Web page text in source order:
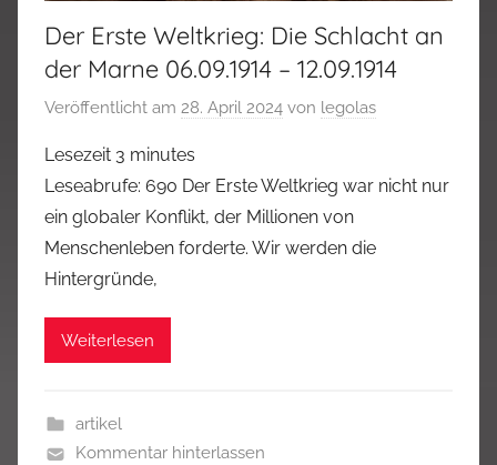
Der Erste Weltkrieg: Die Schlacht an
der Marne 06.09.1914 – 12.09.1914
Veröffentlicht am 28. April 2024 von legolas
Lesezeit 3 minutes
Leseabrufe: 690 Der Erste Weltkrieg war nicht nur
ein globaler Konflikt, der Millionen von
Menschenleben forderte. Wir werden die
Hintergründe,
Weiterlesen
artikel
Kommentar hinterlassen